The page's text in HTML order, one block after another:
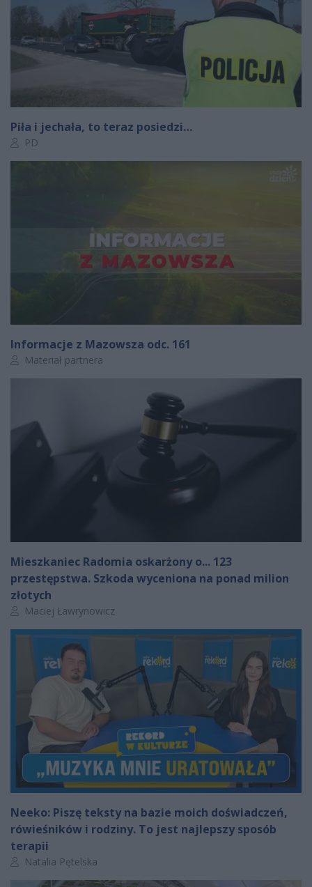
Piła i jechała, to teraz posiedzi…
Autor artykułu:
PD
Informacje z Mazowsza odc. 161
Autor artykułu:
Materiał partnera
Mieszkaniec Radomia oskarżony o... 123
przestępstwa. Szkoda wyceniona na ponad milion
złotych
Autor artykułu:
Maciej Ławrynowicz
Neeko: Piszę teksty na bazie moich doświadczeń,
rówieśników i rodziny. To jest najlepszy sposób
terapii
Autor artykułu:
Natalia Pętelska